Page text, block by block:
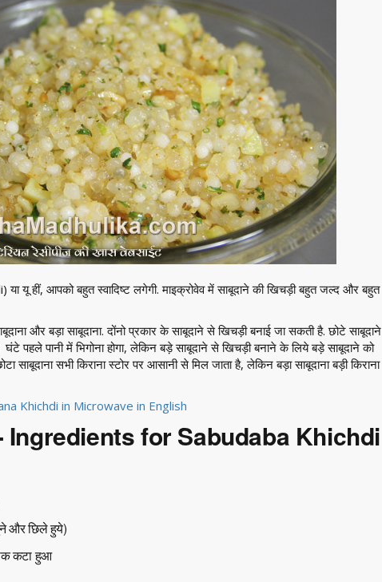
यू हीं, आपको बहुत स्वादिष्ट लगेगी. माइक्रोवेव में साबूदाने की खिचड़ी बहुत जल्द और बहुत
और बड़ा साबूदाना. दोंनो प्रकार के साबूदाने से खिचड़ी बनाई जा सकती है. छोटे साबूदाने
पहले पानी में भिगोना होगा, लेकिन बड़े साबूदाने से खिचड़ी बनाने के लिये बड़े साबूदाने को
साबूदाना सभी किराना स्टोर पर आसानी से मिल जाता है, लेकिन बड़ा साबूदाना बड़ी किराना
Khichdi in Microwave in English
Ingredients for Sabudaba Khichdi
और छिले हुये)
कटा हुआ